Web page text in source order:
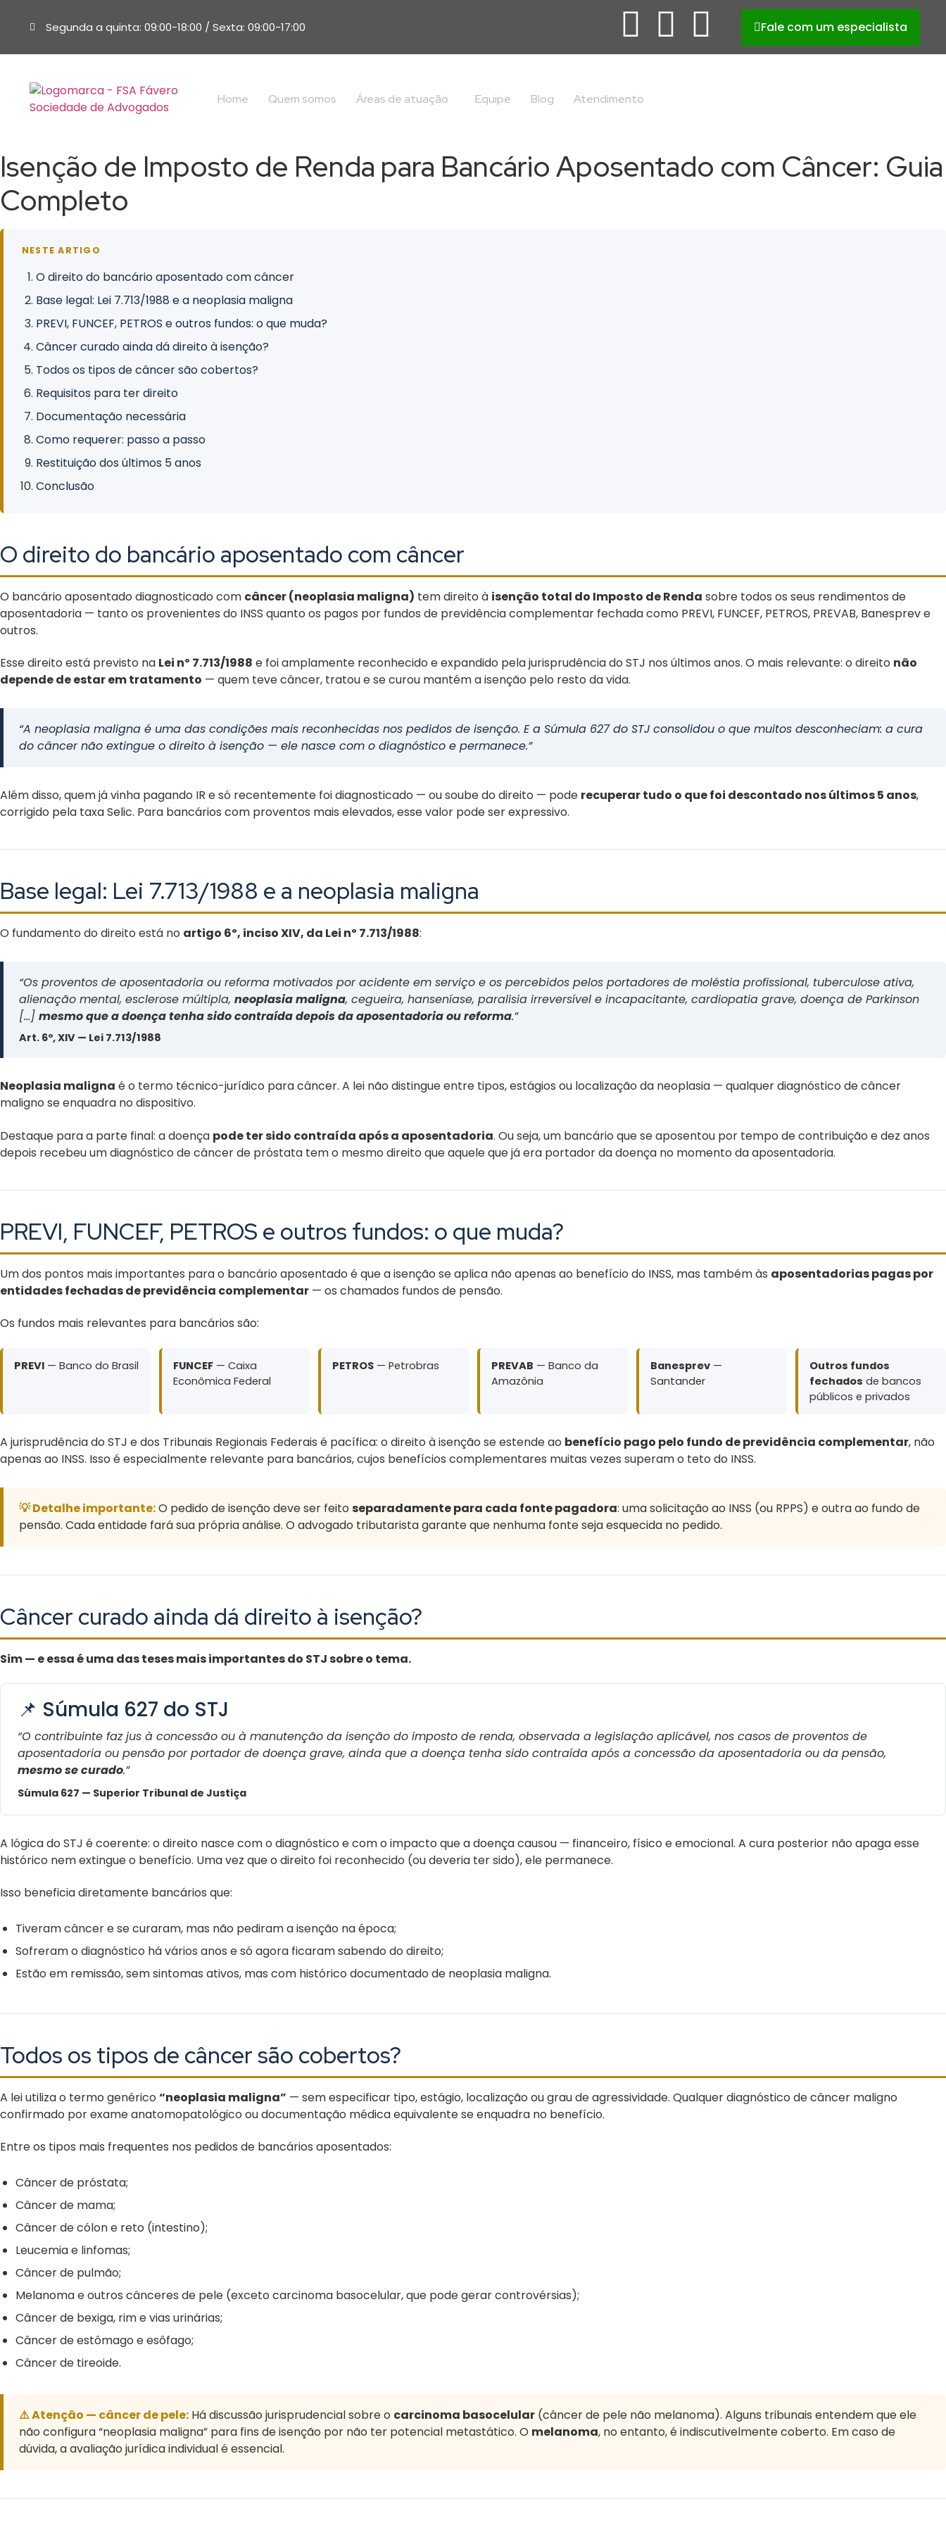
Segunda a quinta: 09:00-18:00 / Sexta: 09:00-17:00 Fale com um especialista
Home Quem somos Áreas de atuação Equipe Blog Atendimento
Isenção de Imposto de Renda para Bancário Aposentado com Câncer: Guia
Completo
NESTE ARTIGO
O direito do bancário aposentado com câncer
Base legal: Lei 7.713/1988 e a neoplasia maligna
PREVI, FUNCEF, PETROS e outros fundos: o que muda?
Câncer curado ainda dá direito à isenção?
Todos os tipos de câncer são cobertos?
Requisitos para ter direito
Documentação necessária
Como requerer: passo a passo
Restituição dos últimos 5 anos
Conclusão
O direito do bancário aposentado com câncer
O bancário aposentado diagnosticado com câncer (neoplasia maligna) tem direito à isenção total do Imposto de Renda sobre todos os seus rendimentos de
aposentadoria — tanto os provenientes do INSS quanto os pagos por fundos de previdência complementar fechada como PREVI, FUNCEF, PETROS, PREVAB, Banesprev e
outros.
Esse direito está previsto na Lei nº 7.713/1988 e foi amplamente reconhecido e expandido pela jurisprudência do STJ nos últimos anos. O mais relevante: o direito não
depende de estar em tratamento — quem teve câncer, tratou e se curou mantém a isenção pelo resto da vida.
“A neoplasia maligna é uma das condições mais reconhecidas nos pedidos de isenção. E a Súmula 627 do STJ consolidou o que muitos desconheciam: a cura
do câncer não extingue o direito à isenção — ele nasce com o diagnóstico e permanece.”
Além disso, quem já vinha pagando IR e só recentemente foi diagnosticado — ou soube do direito — pode recuperar tudo o que foi descontado nos últimos 5 anos,
corrigido pela taxa Selic. Para bancários com proventos mais elevados, esse valor pode ser expressivo.
Base legal: Lei 7.713/1988 e a neoplasia maligna
O fundamento do direito está no artigo 6º, inciso XIV, da Lei nº 7.713/1988:
“Os proventos de aposentadoria ou reforma motivados por acidente em serviço e os percebidos pelos portadores de moléstia profissional, tuberculose ativa,
alienação mental, esclerose múltipla, neoplasia maligna, cegueira, hanseníase, paralisia irreversível e incapacitante, cardiopatia grave, doença de Parkinson
[…] mesmo que a doença tenha sido contraída depois da aposentadoria ou reforma.”
Art. 6º, XIV — Lei 7.713/1988
Neoplasia maligna é o termo técnico-jurídico para câncer. A lei não distingue entre tipos, estágios ou localização da neoplasia — qualquer diagnóstico de câncer
maligno se enquadra no dispositivo.
Destaque para a parte final: a doença pode ter sido contraída após a aposentadoria. Ou seja, um bancário que se aposentou por tempo de contribuição e dez anos
depois recebeu um diagnóstico de câncer de próstata tem o mesmo direito que aquele que já era portador da doença no momento da aposentadoria.
PREVI, FUNCEF, PETROS e outros fundos: o que muda?
Um dos pontos mais importantes para o bancário aposentado é que a isenção se aplica não apenas ao benefício do INSS, mas também às aposentadorias pagas por
entidades fechadas de previdência complementar — os chamados fundos de pensão.
Os fundos mais relevantes para bancários são:
PREVI — Banco do Brasil FUNCEF — Caixa
Econômica Federal
PETROS — Petrobras PREVAB — Banco da
Amazônia
Banesprev —
Santander
Outros fundos
fechados de bancos
públicos e privados
A jurisprudência do STJ e dos Tribunais Regionais Federais é pacífica: o direito à isenção se estende ao benefício pago pelo fundo de previdência complementar, não
apenas ao INSS. Isso é especialmente relevante para bancários, cujos benefícios complementares muitas vezes superam o teto do INSS.
💡 Detalhe importante:O pedido de isenção deve ser feito separadamente para cada fonte pagadora: uma solicitação ao INSS (ou RPPS) e outra ao fundo de
pensão. Cada entidade fará sua própria análise. O advogado tributarista garante que nenhuma fonte seja esquecida no pedido.
Câncer curado ainda dá direito à isenção?
Sim — e essa é uma das teses mais importantes do STJ sobre o tema.
📌 Súmula 627 do STJ
“O contribuinte faz jus à concessão ou à manutenção da isenção do imposto de renda, observada a legislação aplicável, nos casos de proventos de
aposentadoria ou pensão por portador de doença grave, ainda que a doença tenha sido contraída após a concessão da aposentadoria ou da pensão,
mesmo se curado.”
Súmula 627 — Superior Tribunal de Justiça
A lógica do STJ é coerente: o direito nasce com o diagnóstico e com o impacto que a doença causou — financeiro, físico e emocional. A cura posterior não apaga esse
histórico nem extingue o benefício. Uma vez que o direito foi reconhecido (ou deveria ter sido), ele permanece.
Isso beneficia diretamente bancários que:
Tiveram câncer e se curaram, mas não pediram a isenção na época;
Sofreram o diagnóstico há vários anos e só agora ficaram sabendo do direito;
Estão em remissão, sem sintomas ativos, mas com histórico documentado de neoplasia maligna.
Todos os tipos de câncer são cobertos?
A lei utiliza o termo genérico “neoplasia maligna” — sem especificar tipo, estágio, localização ou grau de agressividade. Qualquer diagnóstico de câncer maligno
confirmado por exame anatomopatológico ou documentação médica equivalente se enquadra no benefício.
Entre os tipos mais frequentes nos pedidos de bancários aposentados:
Câncer de próstata;
Câncer de mama;
Câncer de cólon e reto (intestino);
Leucemia e linfomas;
Câncer de pulmão;
Melanoma e outros cânceres de pele (exceto carcinoma basocelular, que pode gerar controvérsias);
Câncer de bexiga, rim e vias urinárias;
Câncer de estômago e esôfago;
Câncer de tireoide.
⚠️ Atenção — câncer de pele: Há discussão jurisprudencial sobre o carcinoma basocelular (câncer de pele não melanoma). Alguns tribunais entendem que ele
não configura “neoplasia maligna” para fins de isenção por não ter potencial metastático. O melanoma, no entanto, é indiscutivelmente coberto. Em caso de
dúvida, a avaliação jurídica individual é essencial.